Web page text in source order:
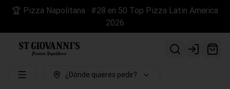
🏆 Pizza Napolitana · #28 en 50 Top Pizza Latin America
2026
Login
¿Dónde quieres pedir?